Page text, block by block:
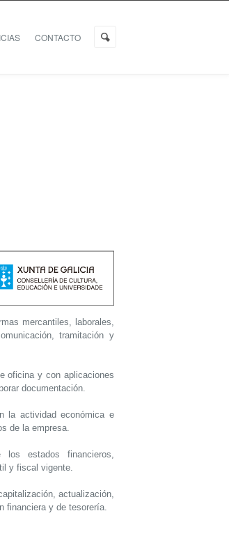
CONTACTO
mercantiles, laborales,
tramitación y
oficina y con aplicaciones
documentación.
la actividad económica e
de la empresa.
los estados financieros,
y fiscal vigente.
actualización,
financiera y de tesorería.